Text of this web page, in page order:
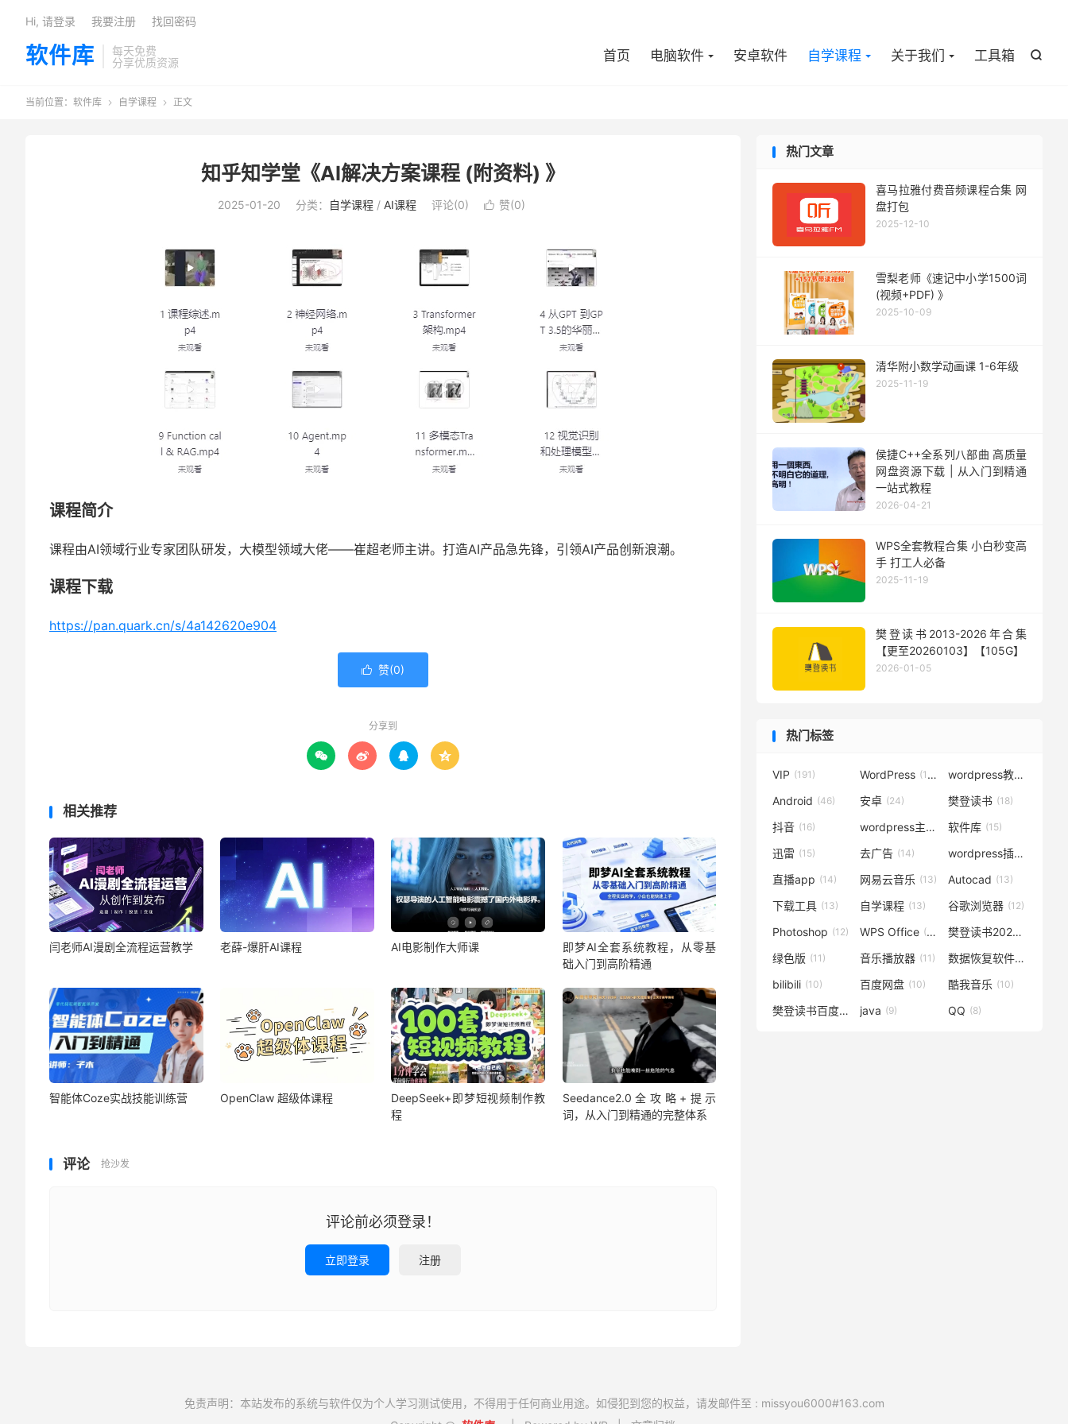
软件库
每天免费
分享优质资源

首页 电脑软件 安卓软件 自学课程 关于我们 工具箱
Hi, 请登录 我要注册 找回密码
当前位置： 软件库  自学课程  正文
知乎知学堂《AI解决方案课程 (附资料) 》
2025-01-20 分类： 自学课程/ AI课程 评论(0)  赞(0)
课程简介
课程由AI领域行业专家团队研发，大模型领域大佬——崔超老师主讲。打造AI产品急先锋，引领AI产品创新浪潮。
课程下载
https://pan.quark.cn/s/4a142620e904
 赞(0)
分享到
   
相关推荐
闫老师AI漫剧全流程运营教学 老薛-爆肝AI课程 AI电影制作大师课
即梦AI全套系统教程，从零基
础入门到高阶精通
智能体Coze实战技能训练营 OpenClaw 超级体课程
DeepSeek+即梦短视频制作教
程
Seedance2.0全攻略+提示
词，从入门到精通的完整体系
评论 抢沙发
评论前必须登录！
立即登录 注册
热门文章
喜马拉雅付费音频课程合集 网
盘打包
2025-12-10
雪梨老师《速记中小学1500词
(视频+PDF) 》
2025-10-09
清华附小数学动画课 1-6年级
2025-11-19
侯捷C++全系列八部曲 高质量
网盘资源下载 | 从入门到精通
一站式教程
2026-04-21
WPS全套教程合集 小白秒变高
手 打工人必备
2025-11-19
樊登读书2013-2026年合集
【更至20260103】【105G】
2026-01-05
热门标签
VIP (191) WordPress (119) wordpress教程
Android (46) 安卓 (24) 樊登读书 (18)
抖音 (16) wordpress主题 (15)
软件库 (15)
迅雷 (15) 去广告 (14) wordpress插件
直播app (14) 网易云音乐 (13) Autocad (13)
下载工具 (13) 自学课程 (13) 谷歌浏览器 (12)
Photoshop (12) WPS Office (12) 樊登读书2020
绿色版 (11) 音乐播放器 (11) 数据恢复软件(11)
bilibili (10) 百度网盘 (10) 酷我音乐 (10)
樊登读书百度云 (10)
java (9) QQ (8)
免责声明：本站发布的系统与软件仅为个人学习测试使用，不得用于任何商业用途。如侵犯到您的权益，请发邮件至 : missyou6000#163.com